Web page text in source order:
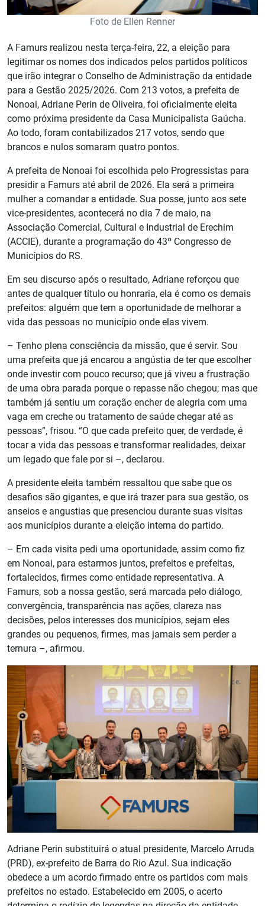
Foto de Ellen Renner
A Famurs realizou nesta terça-feira, 22, a eleição para
legitimar os nomes dos indicados pelos partidos políticos
que irão integrar o Conselho de Administração da entidade
para a Gestão 2025/2026. Com 213 votos, a prefeita de
Nonoai, Adriane Perin de Oliveira, foi oficialmente eleita
como próxima presidente da Casa Municipalista Gaúcha.
Ao todo, foram contabilizados 217 votos, sendo que
brancos e nulos somaram quatro pontos.
A prefeita de Nonoai foi escolhida pelo Progressistas para
presidir a Famurs até abril de 2026. Ela será a primeira
mulher a comandar a entidade. Sua posse, junto aos sete
vice-presidentes, acontecerá no dia 7 de maio, na
Associação Comercial, Cultural e Industrial de Erechim
(ACCIE), durante a programação do 43º Congresso de
Municípios do RS.
Em seu discurso após o resultado, Adriane reforçou que
antes de qualquer título ou honraria, ela é como os demais
prefeitos: alguém que tem a oportunidade de melhorar a
vida das pessoas no município onde elas vivem.
– Tenho plena consciência da missão, que é servir. Sou
uma prefeita que já encarou a angústia de ter que escolher
onde investir com pouco recurso; que já viveu a frustração
de uma obra parada porque o repasse não chegou; mas que
também já sentiu um coração encher de alegria com uma
vaga em creche ou tratamento de saúde chegar até as
pessoas”, frisou. “O que cada prefeito quer, de verdade, é
tocar a vida das pessoas e transformar realidades, deixar
um legado que fale por si –, declarou.
A presidente eleita também ressaltou que sabe que os
desafios são gigantes, e que irá trazer para sua gestão, os
anseios e angustias que presenciou durante suas visitas
aos municípios durante a eleição interna do partido.
– Em cada visita pedi uma oportunidade, assim como fiz
em Nonoai, para estarmos juntos, prefeitos e prefeitas,
fortalecidos, firmes como entidade representativa. A
Famurs, sob a nossa gestão, será marcada pelo diálogo,
convergência, transparência nas ações, clareza nas
decisões, pelos interesses dos municípios, sejam eles
grandes ou pequenos, firmes, mas jamais sem perder a
ternura –, afirmou.
Adriane Perin substituirá o atual presidente, Marcelo Arruda
(PRD), ex-prefeito de Barra do Rio Azul. Sua indicação
obedece a um acordo firmado entre os partidos com mais
prefeitos no estado. Estabelecido em 2005, o acerto